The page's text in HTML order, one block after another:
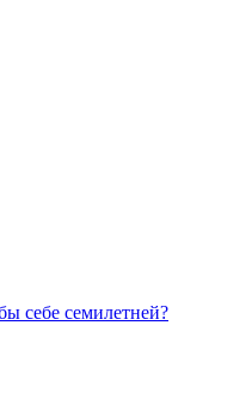
себе семилетней?